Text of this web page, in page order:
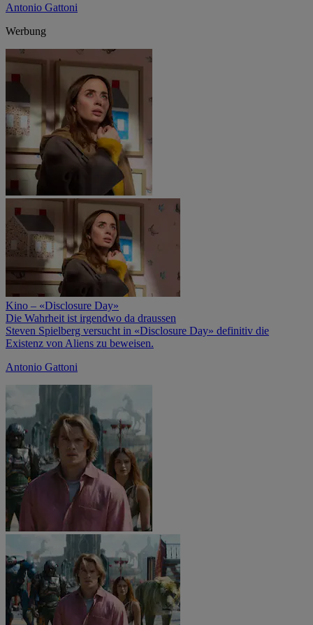
Antonio Gattoni
Werbung
Kino – «Disclosure Day»
Die Wahrheit ist irgendwo da draussen
Steven Spielberg versucht in «Disclosure Day» definitiv die
Existenz von Aliens zu beweisen.
Antonio Gattoni